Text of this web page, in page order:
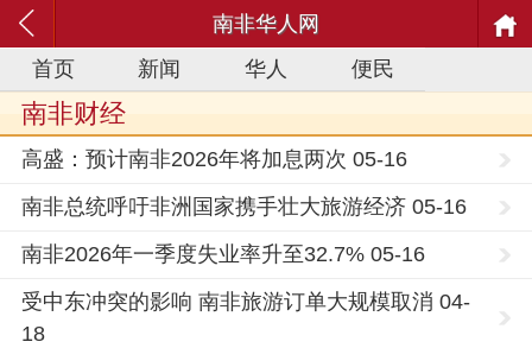
南非华人网
首页
新闻 华人 便民
南非财经
高盛：预计南非2026年将加息两次 05-16
南非总统呼吁非洲国家携手壮大旅游经济 05-16
南非2026年一季度失业率升至32.7% 05-16
受中东冲突的影响 南非旅游订单大规模取消 04-
18